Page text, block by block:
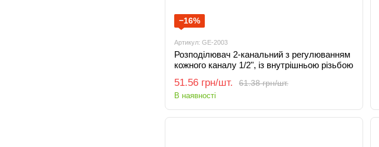
−16%
Артикул: GE-2003
Розподілювач 2-канальний з регулюванням
кожного каналу 1/2", із внутрішньою різьбою
61.38 грн/шт.
51.56 грн/шт.
В наявності